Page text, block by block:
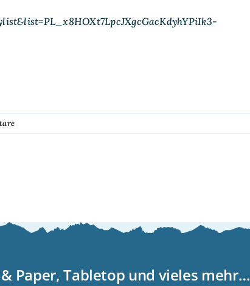
Paper, Tabletop und vieles mehr…